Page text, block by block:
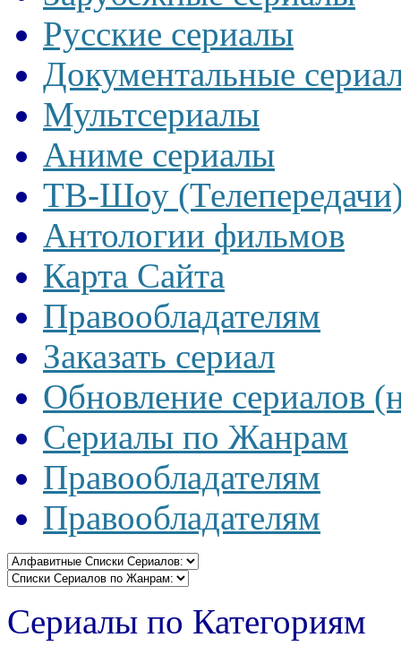
Русские сериалы
Документальные
Мультсериалы
Аниме сериалы
ТВ-Шоу
Антологии фильмов
Карта Сайта
Правообладателям
Заказать сериал
Обновление сериалов
Сериалы по Жанрам
Правообладателям
Правообладателям
Сериалы по Категориям